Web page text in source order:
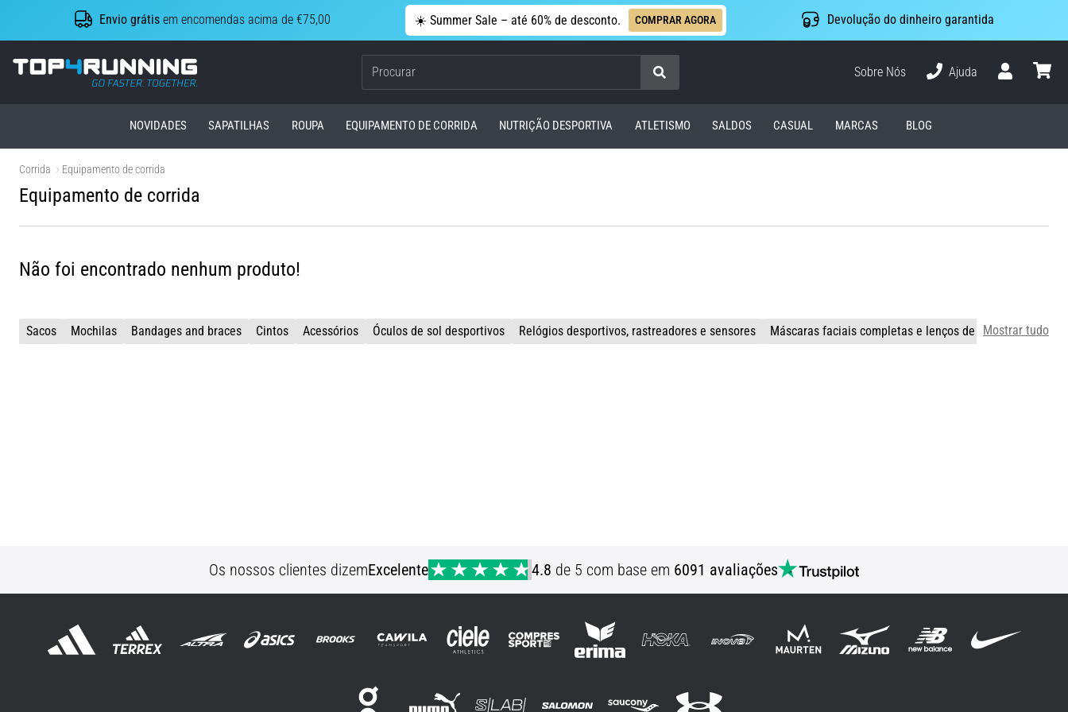
Envio grátis em encomendas acima de €75,00 ☀️ Summer Sale – até 60% de desconto. COMPRAR AGORA Devolução do dinheiro garantida
Top4Running.pt
Procurar
Sobre Nós
Ajuda
NOVIDADES SAPATILHAS ROUPA EQUIPAMENTO DE CORRIDA NUTRIÇÃO DESPORTIVA ATLETISMO SALDOS CASUAL MARCAS BLOG
Corrida Equipamento de corrida
Equipamento de corrida
Não foi encontrado nenhum produto!
Sacos Mochilas Bandages and braces Cintos Acessórios Óculos de sol desportivos Relógios desportivos, rastreadores e sensores Máscaras faciais completas e lenços de pescoço
Mostrar tudo
Os nossos clientes dizemExcelente 4.8 de 5 com base em 6091 avaliações